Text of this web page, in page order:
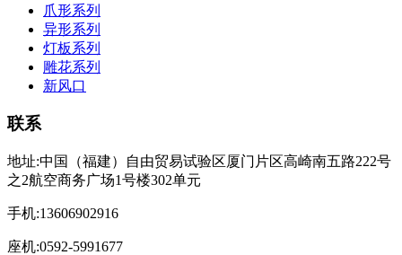
爪形系列
异形系列
灯板系列
雕花系列
新风口
联系
地址:中国（福建）自由贸易试验区厦门片区高崎南五路222号
之2航空商务广场1号楼302单元
手机:13606902916
座机:0592-5991677